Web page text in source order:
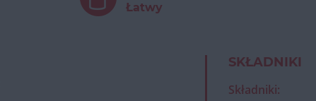
Łatwy
SKŁADNIKI
Składniki: